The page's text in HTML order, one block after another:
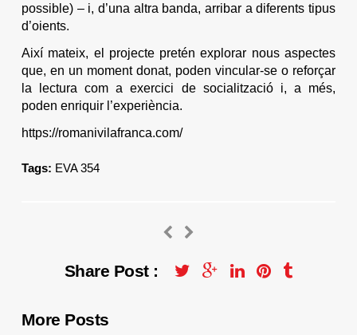
possible) – i, d’una altra banda, arribar a diferents tipus
d’oients.
Així mateix, el projecte pretén explorar nous aspectes
que, en un moment donat, poden vincular-se o reforçar
la lectura com a exercici de socialització i, a més,
poden enriquir l’experiència.
https://romanivilafranca.com/
Tags: EVA 354
Share Post :
More Posts